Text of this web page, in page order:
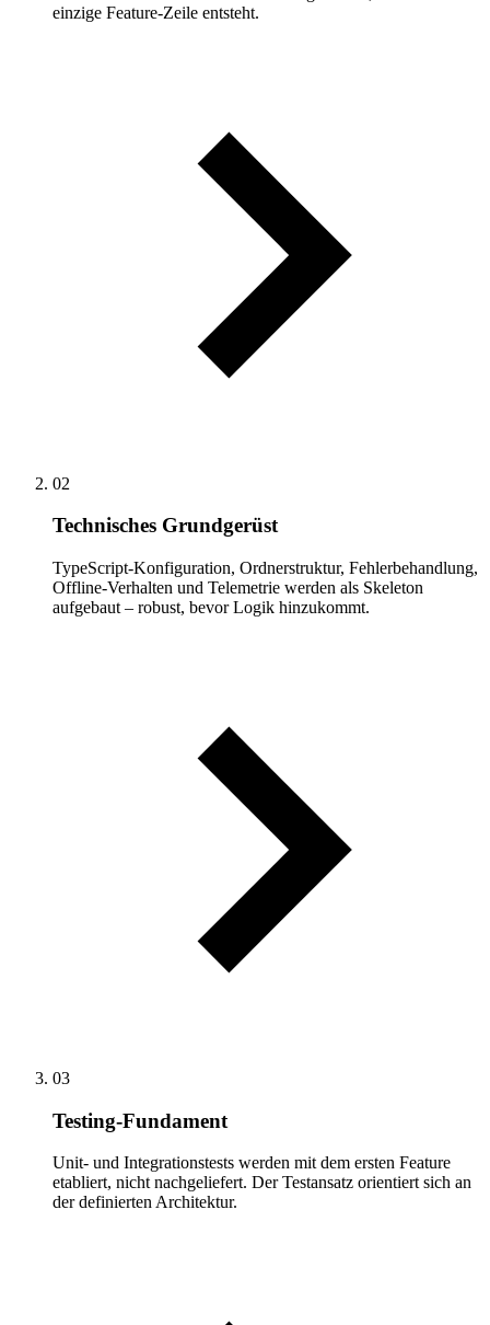
einzige Feature-Zeile entsteht.
02
Technisches Grundgerüst
TypeScript-Konfiguration, Ordnerstruktur, Fehlerbehandlung,
Offline-Verhalten und Telemetrie werden als Skeleton
aufgebaut – robust, bevor Logik hinzukommt.
03
Testing-Fundament
Unit- und Integrationstests werden mit dem ersten Feature
etabliert, nicht nachgeliefert. Der Testansatz orientiert sich an
der definierten Architektur.